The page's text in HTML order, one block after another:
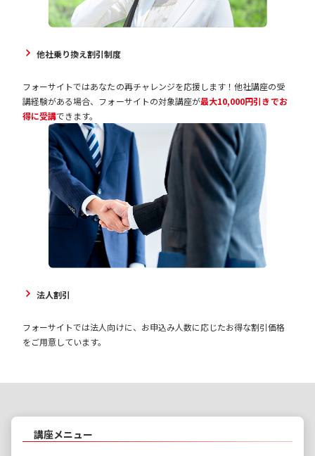
他社乗り換え割引制度
フォーサイトではあなたの再チャレンジを応援します！他社講座の受
講経験がある場合、フォーサイトの対象講座が最大10,000円引きでお
得に受講できます。
法人割引
フォーサイトでは法人向けに、お申込み人数に応じたお得な割引価格
をご用意しています。
講座メニュー